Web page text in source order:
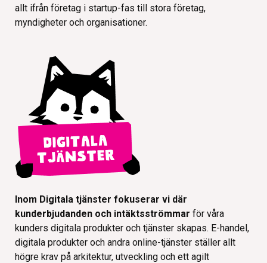
allt ifrån företag i startup-fas till stora företag,
myndigheter och organisationer.
Inom Digitala tjänster fokuserar vi där
kunderbjudanden och intäktsströmmar för våra
kunders digitala produkter och tjänster skapas. E-handel,
digitala produkter och andra online-tjänster ställer allt
högre krav på arkitektur, utveckling och ett agilt